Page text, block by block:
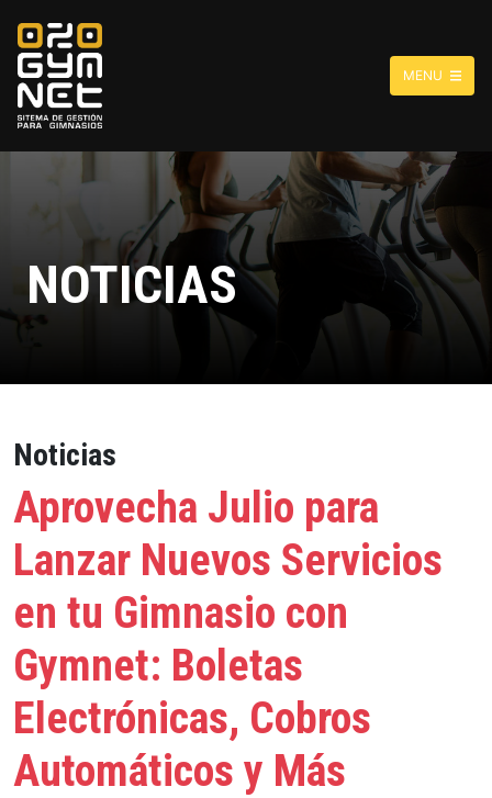
MENU
NOTICIAS
Noticias
Aprovecha Julio para
Lanzar Nuevos Servicios
en tu Gimnasio con
Gymnet: Boletas
Electrónicas, Cobros
Automáticos y Más